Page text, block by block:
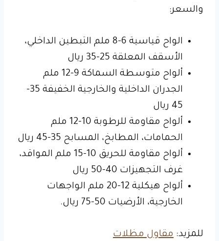
والسعر:
الواح قياسية 6-8 ملم التبطين الداخلي،
الأسقف المعلقة 25-35 ريال
ألواح متوسطة السماكة 9-12 ملم
الجدران الداخلية والخارجية الخفيفة 35-
45 ريال
ألواح مقاومة للرطوبة 10-12 ملم
الحمامات، المطابخ، المسابح 35-45 ريال
ألواح مقاومة للحريق 10-15 ملم المواقد،
غرف التجهيزات 40-50 ريال
ألواح هيكلية 12-20 ملم الواجهات
الخارجية، الأرضيات 50-75 ريال.
للمزيد: مقاول مظلات